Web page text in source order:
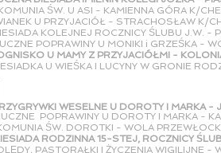
ŚW. U ASI - KAMIENNA GÓRA K/
U PRZYJACIÓŁ - STRACHOSŁAW K/
KOLEJNEJ ROCZNICY ŚLUBU J.W. -
POPRAWINY U MONIKI i GRZEŚKA -
U MAMY Z PRZYJACIÓŁMI -
U WIEŚKA I LUCYNY W GRONIE
WESELNE U DOROTY I MARKA -
POPRAWINY U DOROTY I MARKA -
ŚW. DOROTKI - WOLA
RODZINNA 15-STEJ, ROCZNICY
PASTORAŁKI I ŻYCZENIA WIGILIJNE -